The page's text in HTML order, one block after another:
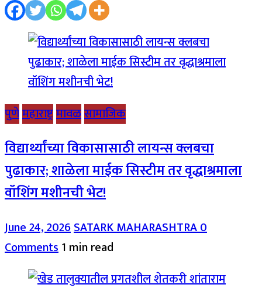
पुणेमहाराष्ट्रमावळसामाजिक
विद्यार्थ्यांच्या विकासासाठी लायन्स क्लबचा
पुढाकार; शाळेला माईक सिस्टीम तर वृद्धाश्रमाला
वॉशिंग मशीनची भेट!
June 24, 2026SATARK MAHARASHTRA0
Comments1 min read